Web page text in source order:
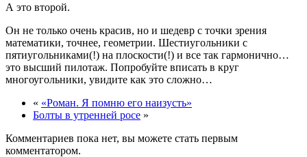
А это второй.
Он не только очень красив, но и шедевр с точки зрения
математики, точнее, геометрии. Шестиугольники с
пятиугольниками(!) на плоскости(!) и все так гармонично…
это высший пилотаж. Попробуйте вписать в круг
многоугольники, увидите как это сложно…
« «Роман. Я помню его наизусть»
Болты в утренней росе »
Комментариев пока нет, вы можете стать первым
комментатором.